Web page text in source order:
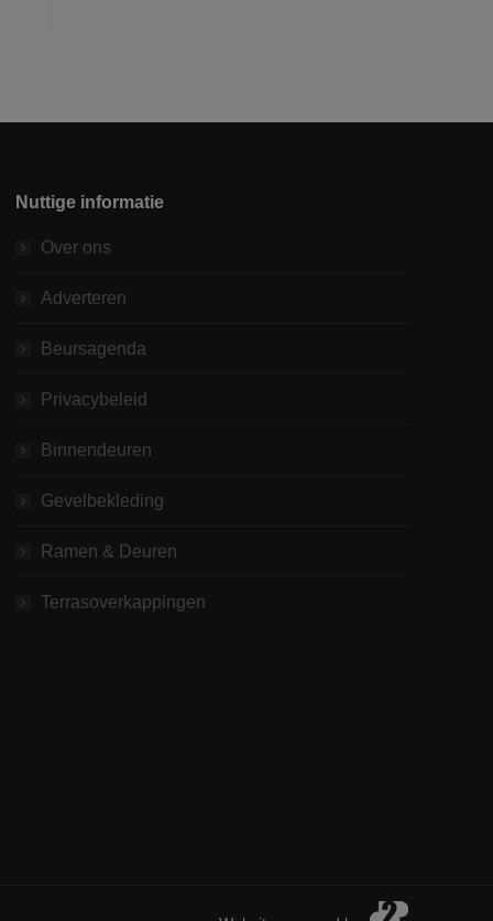
Nuttige informatie
Over ons
Adverteren
Beursagenda
Privacybeleid
Binnendeuren
Gevelbekleding
Ramen & Deuren
Terrasoverkappingen